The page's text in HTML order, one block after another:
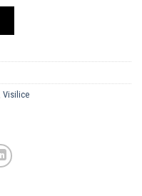
Visilice